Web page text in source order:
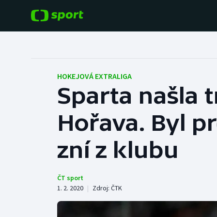
Hokej
Tenis
Baseball a softbal
Basketbal
Biatlon
HOKEJOVÁ EXTRALIGA
Sparta našla
Hořava. Byl
zní z klubu
ČT sport
1. 2. 2020 | Zdroj: ČTK